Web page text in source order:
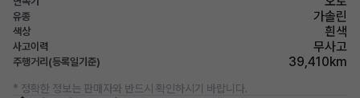
유종 가솔린
색상 흰색
사고이력 무사고
주행거리(등록일기준) 39,410km
* 정확한 정보는 판매자와 반드시 확인하시기 바랍니다.